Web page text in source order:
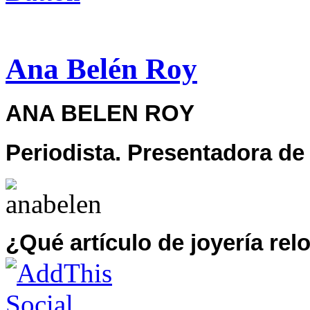
Ana Belén Roy
ANA BELEN ROY
Periodista. Presentadora de
¿Qué artículo de joyería